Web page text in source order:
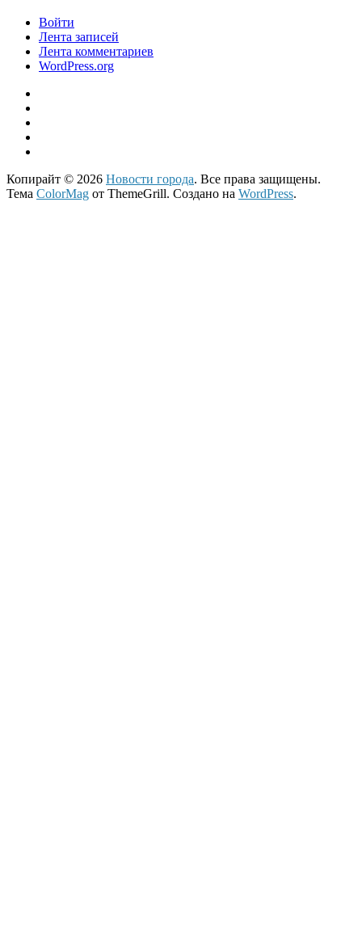
Войти
Лента записей
Лента комментариев
WordPress.org
Копирайт © 2026 Новости города. Все права защищены.
Тема ColorMag от ThemeGrill. Создано на WordPress.